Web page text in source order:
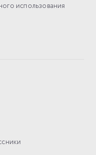
использования